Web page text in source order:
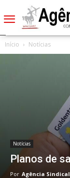
Início Notícias
Notícias
Planos de
Por Agência Sindical